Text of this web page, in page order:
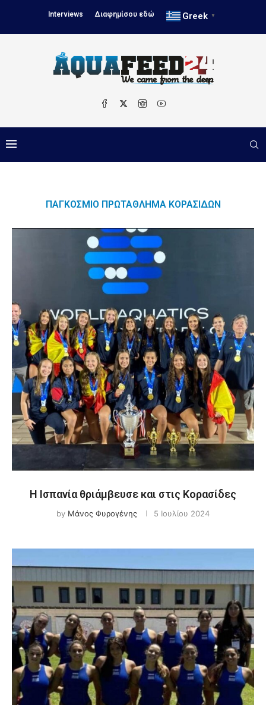
Interviews Διαφημίσου εδώ Greek ▼
ΠΑΓΚΌΣΜΙΟ ΠΡΩΤΆΘΛΗΜΑ ΚΟΡΑΣΊΔΩΝ
Η Ισπανία θριάμβευσε και στις Κορασίδες
by Μάνος Φυρογένης 5 Ιουλίου 2024